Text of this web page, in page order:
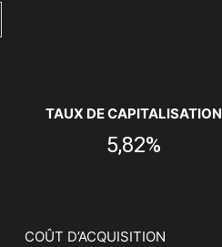
TAUX DE CAPITALISATION
5,82%
COÛT D’ACQUISITION